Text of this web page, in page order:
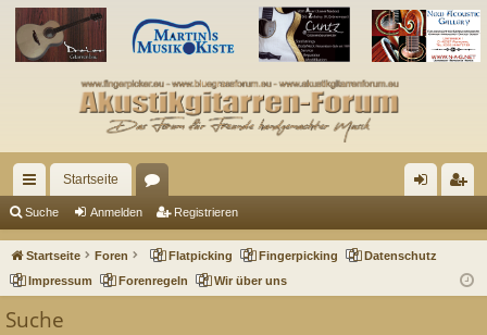
ch
ne
llz
Startseite
en m ist
rie
Suche Anmelden Registrieren
Startseite Foren Flatpicking Fingerpicking
Datenschutz
Impressum
Forenregeln Wir über uns
Suche